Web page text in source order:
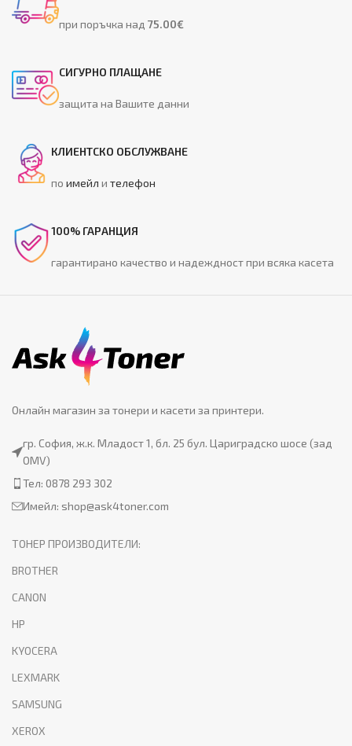
при поръчка над75.00€
СИГУРНО ПЛАЩАНЕ
защита на Вашите данни
КЛИЕНТСКО ОБСЛУЖВАНЕ
поимейл ителефон
100% ГАРАНЦИЯ
гарантирано качество и надеждност при всяка касета
Онлайн магазин за тонери и касети за принтери.
гр. София, ж.к. Младост 1, бл. 25 бул. Цариградско шосе (зад
OMV)
Тел: 0878 293 302
Имейл: shop@ask4toner.com
ТОНЕР ПРОИЗВОДИТЕЛИ:
BROTHER
CANON
HP
KYOCERA
LEXMARK
SAMSUNG
XEROX